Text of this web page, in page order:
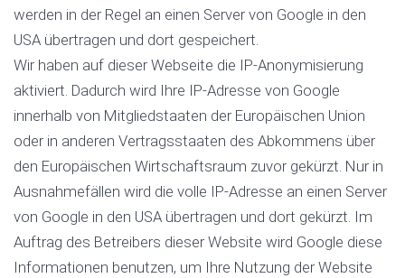
werden in der Regel an einen Server von Google in den
USA übertragen und dort gespeichert.
Wir haben auf dieser Webseite die IP-Anonymisierung
aktiviert. Dadurch wird Ihre IP-Adresse von Google
innerhalb von Mitgliedstaaten der Europäischen Union
oder in anderen Vertragsstaaten des Abkommens über
den Europäischen Wirtschaftsraum zuvor gekürzt. Nur in
Ausnahmefällen wird die volle IP-Adresse an einen Server
von Google in den USA übertragen und dort gekürzt. Im
Auftrag des Betreibers dieser Website wird Google diese
Informationen benutzen, um Ihre Nutzung der Website